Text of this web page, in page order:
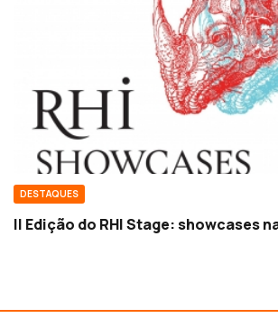
DESTAQUES
II Edição do RHI Stage: showcases